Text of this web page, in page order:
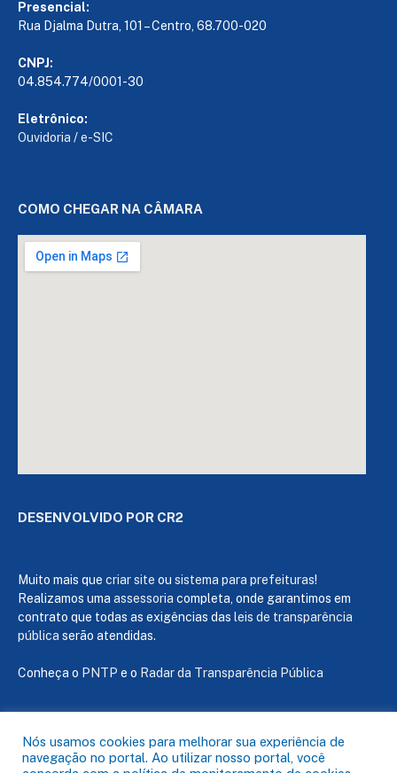
Presencial:
Rua Djalma Dutra, 101 – Centro, 68.700-020
CNPJ:
04.854.774/0001-30
Eletrônico:
Ouvidoria /e-SIC
COMO CHEGAR NA CÂMARA
DESENVOLVIDO POR CR2
Muito mais que criar site ou sistema para prefeituras!
Realizamos uma assessoria completa, onde garantimos em
contrato que todas as exigências das leis de transparência
pública serão atendidas.
Conheça o PNTP e o Radar da Transparência Pública
Todos os direitos reservados a Câmara de Capanema
Nós usamos cookies para melhorar sua experiência de
navegação no portal. Ao utilizar nosso portal, você